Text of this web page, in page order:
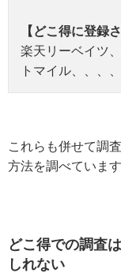
【どこ得に登録
楽天リーベイツ
トマイル、、、、
これらも併せて調
方法を調べています
どこ得での調査
しれない